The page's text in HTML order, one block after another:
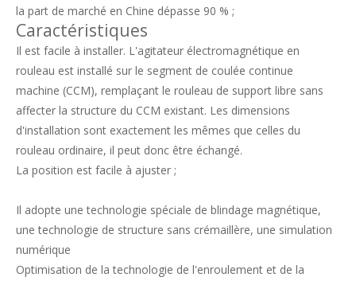
la part de marché en Chine dépasse 90 % ;
Caractéristiques
Il est facile à installer. L'agitateur électromagnétique en
rouleau est installé sur le segment de coulée continue
machine (CCM), remplaçant le rouleau de support libre sans
affecter la structure du CCM existant. Les dimensions
d'installation sont exactement les mêmes que celles du
rouleau ordinaire, il peut donc être échangé.
La position est facile à ajuster ;
Il adopte une technologie spéciale de blindage magnétique,
une technologie de structure sans crémaillère, une simulation
numérique
Optimisation de la technologie de l'enroulement et de la